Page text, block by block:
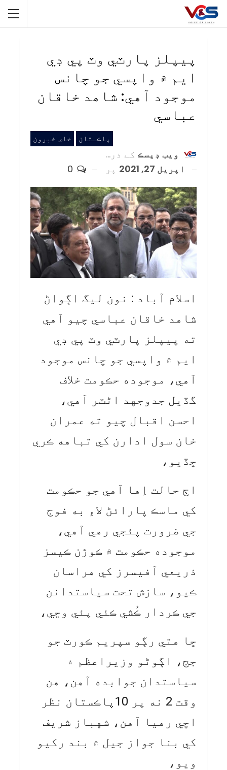
پيپلز پارٽي وٽ پي ڊي
ايم ۾ واپسي جو چانس
موجود آهي: شاھد خاقان
عباسي
پاڪستان خاص خبرون
ويب ڊيسڪ کے ذریعہ
اپریل 27, 2021
پر
اسلام آباد : نون ليگ اڳواڻ
شاهد خاقان عباسي چيو آهي
ته پيپلز پارٽي وٽ پي ڊي
ايم ۾ واپسي جو چانس موجود
آهي، موجوده حڪومت خلاف
گڏيل جدوجهد اڻٽر آهي،
احسن اقبال چيو ته عمران
خان سول ادارن کي تباهه ڪري
ڇڏيو،
اڄ حالت اِها آهي جو حڪومت
کي ماسڪ پارائڻ لاءِ به فوج
جي ضرورت پئجي رهي آهي،
موجوده حڪومت ۾ ڪوڙن ڪيسز
ذريعي آفيسرز کي هراسان
ڪيو، سازش تحت سياستدانن
جي ڪردار ڪُشي ڪئي پئي وڃي،
ڇا هتي رڳو سپريم ڪورٽ جو
جج، اڳوڻو وزيراعظم ۽
سياستدان جوابده آهن، هن
وقت 2 نه پر 10پاڪستان نظر
اچي رهيا آهن، شهباز شريف
کي بنا جواز جيل ۾ بند رکيو
ويو،